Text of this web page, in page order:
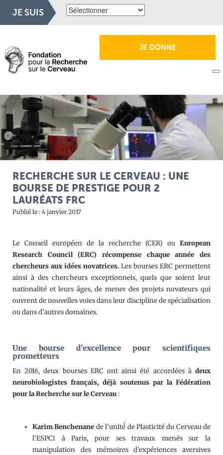
JE SUIS
JE DONNE
RECHERCHE SUR LE CERVEAU : UNE
BOURSE DE PRESTIGE POUR 2
LAURÉATS FRC
Publié le : 4 janvier 2017
Le Conseil européen de la recherche (CER) ou European
Research Council (ERC) récompense chaque année des
chercheurs aux idées novatrices. Les bourses ERC permettent
ainsi à des chercheurs exceptionnels, quels que soient leur
nationalité et leurs âges, de mener des projets novateurs qui
ouvrent de nouvelles voies dans leur discipline de spécialisation
ou dans d’autres domaines.
Une bourse d’excellence pour scientifiques
prometteurs
En 2016, deux bourses ERC ont ainsi été accordées à deux
neurobiologistes français, déjà soutenus par la Fédération
pour la Recherche sur le Cerveau:
Karim Benchenane de l’unité́ de Plasticité du Cerveau de
l’ESPCI à Paris, pour ses travaux menés sur la
manipulation des mémoires d’expériences aversives